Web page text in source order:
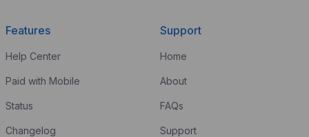
Features
Help Center
Paid with Mobile
Status
Changelog
Support
Home
About
FAQs
Support